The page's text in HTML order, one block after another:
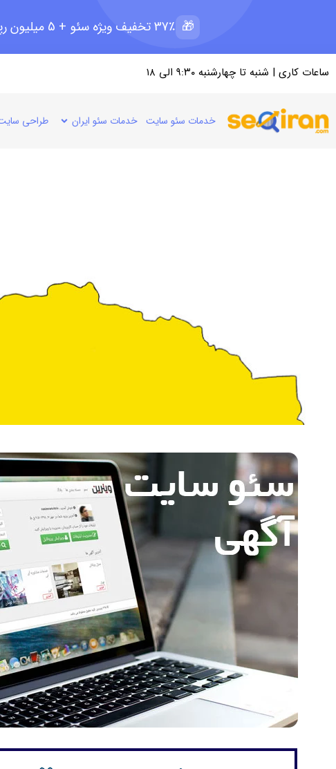
🎁 37٪ تخفیف ویژه سئو + 5 میلیون رپرتاژ رایگان؛ ظرفیت 11 از 15
ساعات کاری | شنبه تا چهارشنبه ۹:۳۰ الی ۱۸
خدمات سئو سایت خدمات سئو ایران طراحی